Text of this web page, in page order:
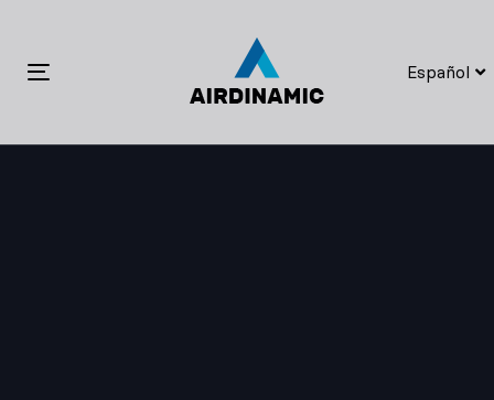
primary
to
Español
Toggle